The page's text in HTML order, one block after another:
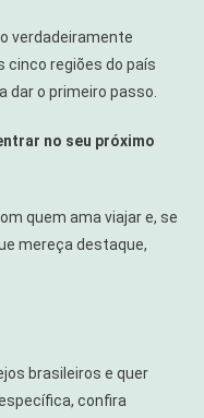
verdadeiramente
cinco regiões do país
dar o primeiro passo.
no seu próximo
quem ama viajar e, se
mereça destaque,
brasileiros e quer
confira